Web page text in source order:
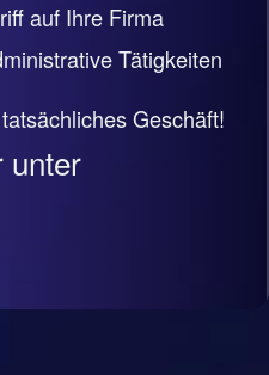
auf Ihre Firma
Tätigkeiten
Geschäft!
unter